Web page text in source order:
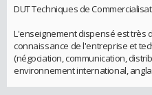
DUT Techniques de
L'enseignement dispensé est très
connaissance de l'entreprise et
(négociation, communication,
environnement international,